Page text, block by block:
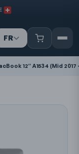
FR
IT
12″ A1534 (Mid 2017